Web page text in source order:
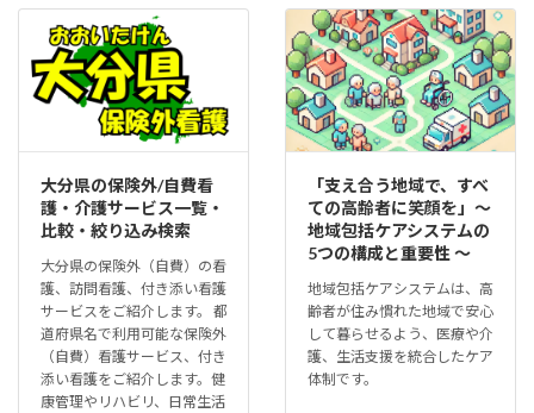
大分県の保険外/自費看
護・介護サービス一覧・
比較・絞り込み検索
大分県の保険外（自費）の看
護、訪問看護、付き添い看護
サービスをご紹介します。 都
道府県名で利用可能な保険外
（自費）看護サービス、付き
添い看護をご紹介します。健
康管理やリハビリ、日常生活
「支え合う地域で、すべ
ての高齢者に笑顔を」～
地域包括ケアシステムの
5つの構成と重要性 ～
地域包括ケアシステムは、高
齢者が住み慣れた地域で安心
して暮らせるよう、医療や介
護、生活支援を統合したケア
体制です。